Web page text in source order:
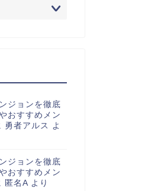
ジョンを徹底
おすすめメン
勇者アルス よ
ジョンを徹底
おすすめメン
匿名Aより